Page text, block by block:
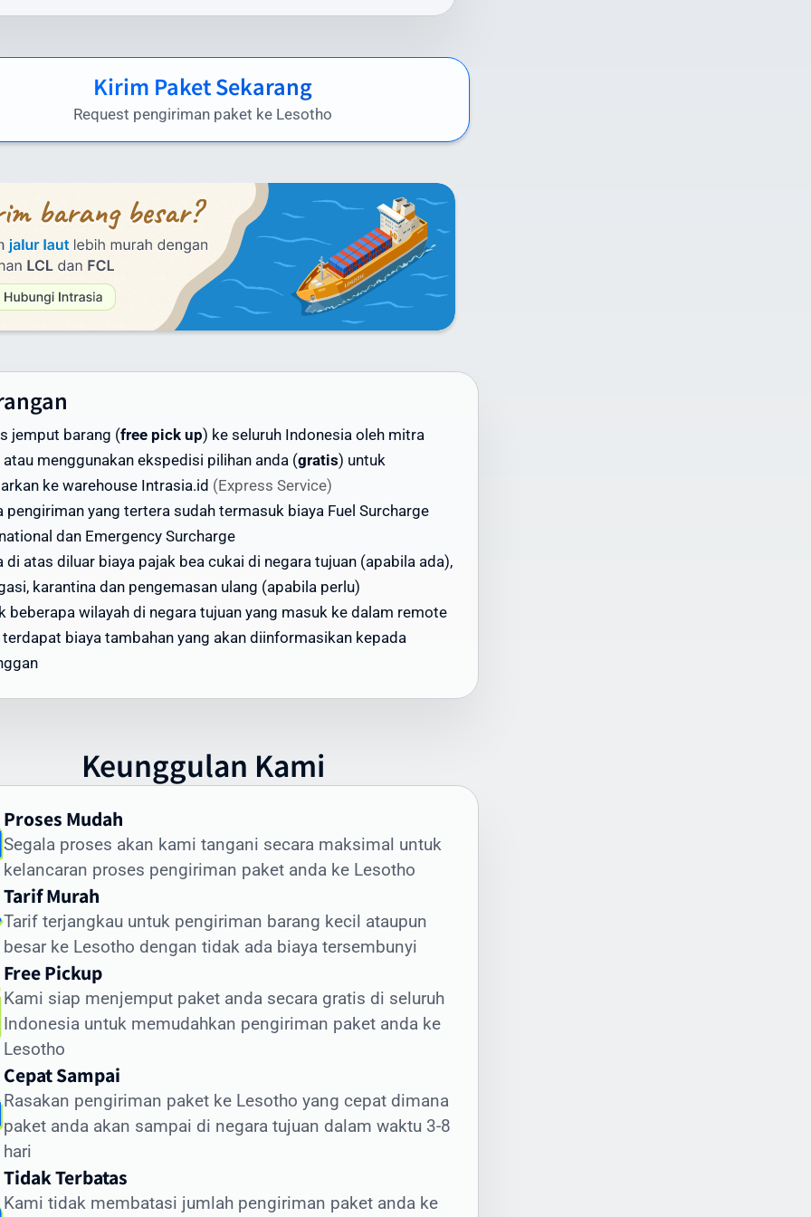
tanpa mengorbankan kualitas layanan. Berikut
tarif pengiriman paket dari Indonesia ke Lesotho
layanan kami:
Udara (Express):
atas 100 kg: mulai dari Rp 460.000/kg
melihat harga secara lengkap anda dapat melihat tabel
harga yang menampilkan tarif pengiriman dari 1 sampai
kg
Laut (untuk pengiriman besar):
FCL/LCL: tersedia penawaran khusus sesuai volume
dan berat
di atas adalah estimasi dan dapat berubah. Untuk
penawaran terbaik, gunakan kalkulator ongkir di
kami atau hubungi tim layanan pelanggan Intrasia.id.
menawarkan skema volume discount - semakin besar
pengiriman, semakin ekonomis biaya per kilogramnya. Ini
Intrasia.id pilihan tepat untuk cara kirim paket murah
tanpa mengorbankan kualitas dan keamanan.
Pengiriman Paket ke Lesotho yang
Diandalkan
yang dapat diandalkan:
Standard (udara): 5-7 hari kerja
Ekonomis (laut): 30-45 hari
yang memengaruhi waktu pengiriman meliputi:
pemeriksaan bea cukai di Indonesia dan Lesotho
Kondisi cuaca dan faktor operasional
Ketersediaan transportasi di negara tujuan
dan kelengkapan alamat penerima
memiliki sistem pelacakan canggih yang
Anda memantau status pengiriman secara real-
Dengan begitu, Anda selalu mendapatkan informasi terkini
posisi dan status paket Anda selama perjalanan ke
Kirim Dokumen ke Lesotho dengan
Kirim Paket Sekarang
Request pengiriman paket ke Lesotho
jemput barang (free pick up) ke seluruh Indonesia oleh mitra
atau menggunakan ekspedisi pilihan anda (gratis) untuk
ke warehouse Intrasia.id (Express Service)
pengiriman yang tertera sudah termasuk biaya Fuel Surcharge
dan Emergency Surcharge
di atas diluar biaya pajak bea cukai di negara tujuan (apabila ada),
karantina dan pengemasan ulang (apabila perlu)
beberapa wilayah di negara tujuan yang masuk ke dalam remote
terdapat biaya tambahan yang akan diinformasikan kepada
Keunggulan Kami
Proses Mudah
Segala proses akan kami tangani secara maksimal untuk
kelancaran proses pengiriman paket anda ke Lesotho
Tarif Murah
Tarif terjangkau untuk pengiriman barang kecil ataupun
besar ke Lesotho dengan tidak ada biaya tersembunyi
Free Pickup
Kami siap menjemput paket anda secara gratis di seluruh
Indonesia untuk memudahkan pengiriman paket anda ke
Lesotho
Cepat Sampai
Rasakan pengiriman paket ke Lesotho yang cepat dimana
paket anda akan sampai di negara tujuan dalam waktu 3-8
hari
Tidak Terbatas
Kami tidak membatasi jumlah pengiriman paket anda ke